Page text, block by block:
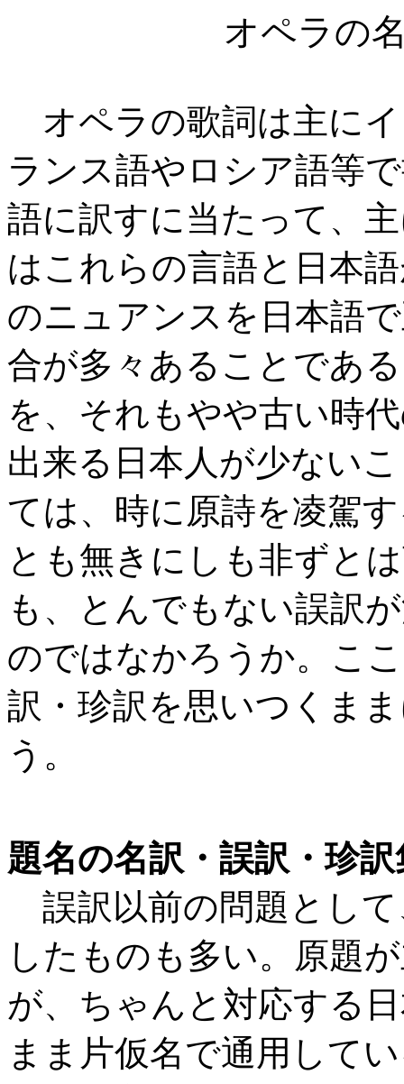
オペラの
オペラの歌詞は主に
ランス語やロシア語等
語に訳すに当たって、
はこれらの言語と日本
のニュアンスを日本語
合が多々あることであ
を、それもやや古い時
出来る日本人が少ない
ては、時に原詩を凌駕
とも無きにしも非ずと
も、とんでもない誤訳
のではなかろうか。こ
訳・珍訳を思いつくま
う。
題名の名訳・誤訳・珍訳
誤訳以前の問題とし
したものも多い。原題
が、ちゃんと対応する
まま片仮名で通用して